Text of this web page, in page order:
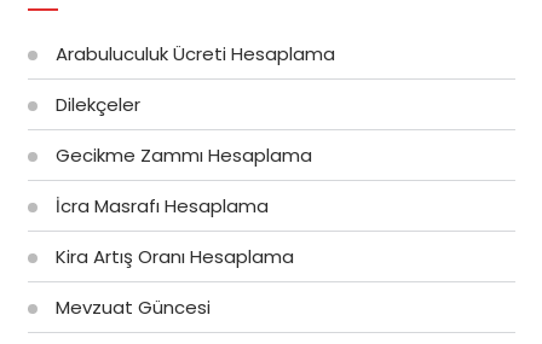
Arabuluculuk Ücreti Hesaplama
Dilekçeler
Gecikme Zammı Hesaplama
İcra Masrafı Hesaplama
Kira Artış Oranı Hesaplama
Mevzuat Güncesi